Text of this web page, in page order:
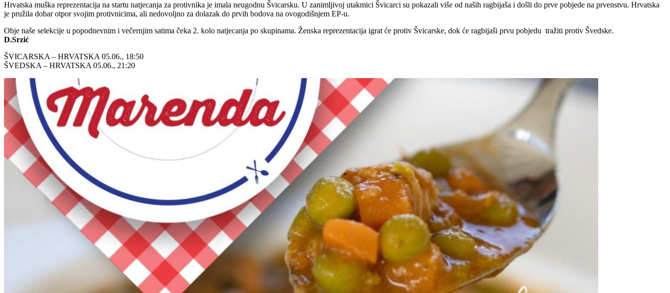
Hrvatska muška reprezentacija na startu natjecanja za protivnika je imala neugodnu Švicarsku. U zanimljivoj utakmici Švicarci su pokazali više od naših ragbijaša i došli do prve pobjede na prvenstvu. Hrvatska
je pružila dobar otpor svojim protivnicima, ali nedovoljno za dolazak do prvih bodova na ovogodišnjem EP-u.
Obje naše selekcije u popodnevnim i večernjim satima čeka 2. kolo natjecanja po skupinama. Ženska reprezentacija igrat će protiv Švicarske, dok će ragbijaši prvu pobjedu tražiti protiv Švedske.
D.Srzić
ŠVICARSKA – HRVATSKA 05.06., 18:50
ŠVEDSKA – HRVATSKA 05.06., 21:20